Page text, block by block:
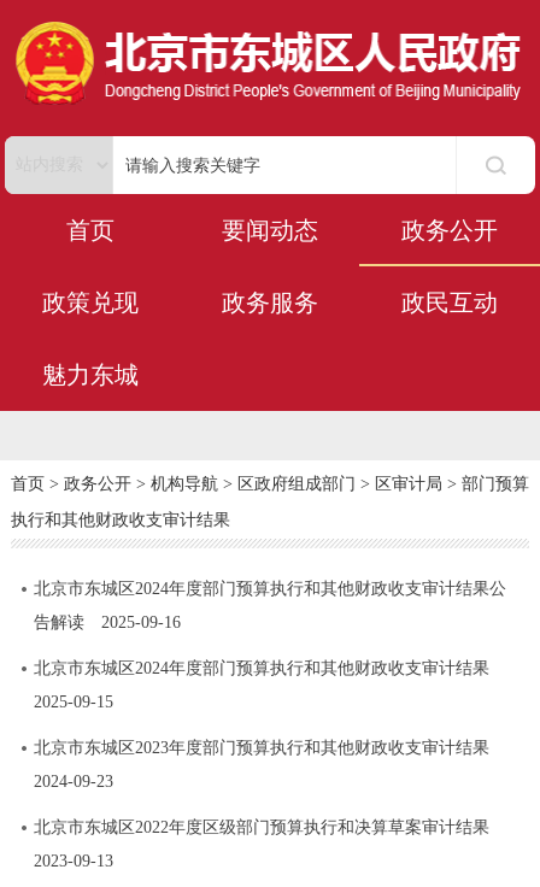
首页 要闻动态 政务公开
政策兑现 政务服务 政民互动
魅力东城
首页 > 政务公开> 机构导航> 区政府组成部门 > 区审计局 > 部门预算
执行和其他财政收支审计结果
北京市东城区2024年度部门预算执行和其他财政收支审计结果公
告解读
2025-09-16
北京市东城区2024年度部门预算执行和其他财政收支审计结果
2025-09-15
北京市东城区2023年度部门预算执行和其他财政收支审计结果
2024-09-23
北京市东城区2022年度区级部门预算执行和决算草案审计结果
2023-09-13